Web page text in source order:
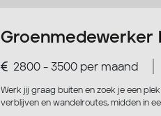
Groenmedewerker
2800 - 3500 per maand
Werk jij graag buiten en zoek je een
verblijven en wandelroutes, midden in